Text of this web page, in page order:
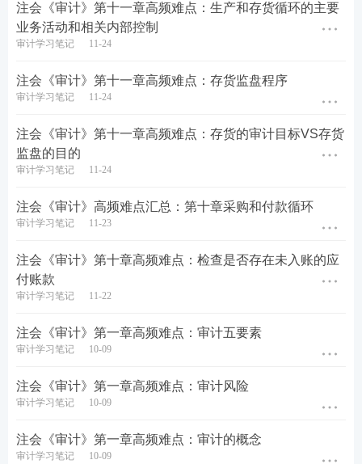
4、下列有关会计估计审计的说法中，错误的是（）。
A. 注册会计师应当复核以前期间会计估计的结果，或
者复核管理层对以前期间会计估计作出的后续重新估
适当
B. 根据注册会计师对以前期间重大错报风险的评估结
果，如果一项或多项重大错报风险的固有风险被评估
为较高，注册会计师可能认为需要更加详细的追溯复
核
C. 审计证据支持的点估计可能不同于管理层的点估
点估计之间的差异构成错报
计，在这种情况下，错报为管理层的点估计与注册会
注会《审计》第十一章高频难点：生产和存货循环的主要
业务活动和相关内部控制
审计学习笔记 11-24
注会《审计》第十一章高频难点：存货监盘程序
审计学习笔记 11-24
注会《审计》第十一章高频难点：存货的审计目标VS存货
监盘的目的
审计学习笔记 11-24
注会《审计》高频难点汇总：第十章采购和付款循环
审计学习笔记 11-23
注会《审计》第十章高频难点：检查是否存在未入账的应
付账款
审计学习笔记 11-22
注会《审计》第一章高频难点：审计五要素
审计学习笔记 10-09
注会《审计》第一章高频难点：审计风险
审计学习笔记 10-09
注会《审计》第一章高频难点：审计的概念
审计学习笔记 10-09